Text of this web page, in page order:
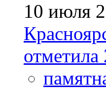
10 июля
отметила